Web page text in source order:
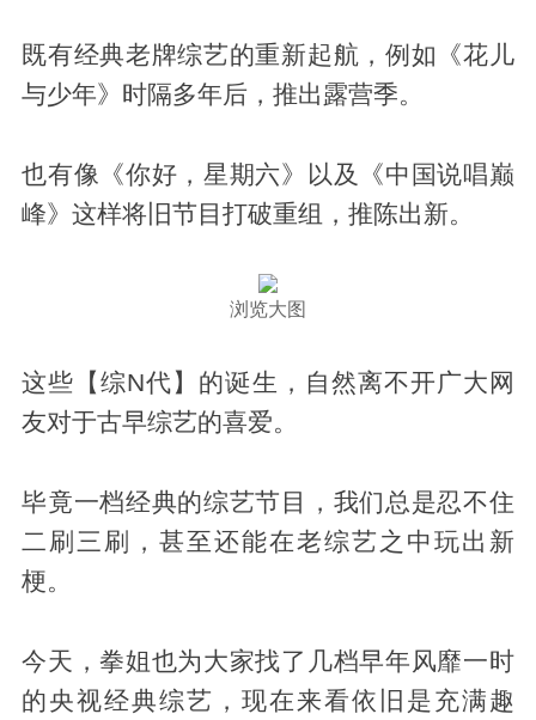
既有经典老牌综艺的重新起航，例如《花儿
与少年》时隔多年后，推出露营季。
也有像《你好，星期六》以及《中国说唱巅
峰》这样将旧节目打破重组，推陈出新。
浏览大图
这些【综N代】的诞生，自然离不开广大网
友对于古早综艺的喜爱。
毕竟一档经典的综艺节目，我们总是忍不住
二刷三刷，甚至还能在老综艺之中玩出新
梗。
今天，拳姐也为大家找了几档早年风靡一时
的央视经典综艺，现在来看依旧是充满趣